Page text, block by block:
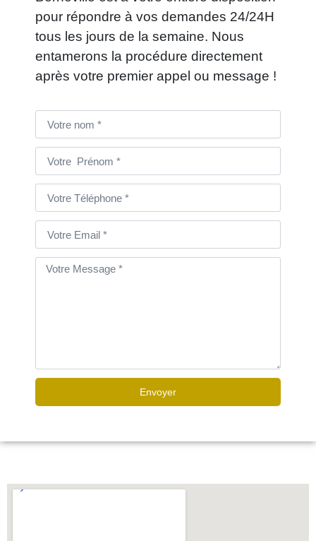
pour répondre à vos demandes 24/24H
tous les jours de la semaine. Nous
entamerons la procédure directement
après votre premier appel ou message !
Envoyer